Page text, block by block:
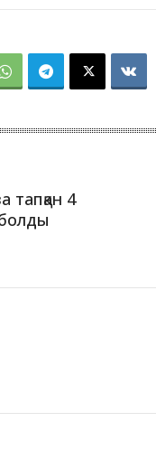
тапқан 4